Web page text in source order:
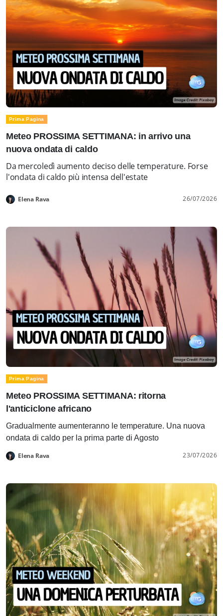
Prima Pagina
Meteo PROSSIMA SETTIMANA: in arrivo una
nuova ondata di caldo
Da mercoledì aumento deciso delle temperature. Forse
l'ondata di caldo più intensa dell'estate
Elena Rava 26/07/2026
Prima Pagina
Meteo PROSSIMA SETTIMANA: ritorna
l'anticiclone africano
Gradualmente aumenteranno le temperature. Una nuova
ondata di caldo per la prima parte di Agosto
Elena Rava 23/07/2026